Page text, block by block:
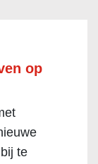
op
te